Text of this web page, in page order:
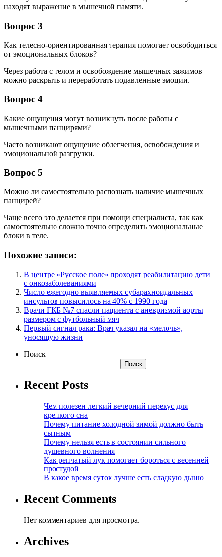
находят выражение в мышечной памяти.
Вопрос 3
Как телесно-ориентированная терапия помогает освободиться
от эмоциональных блоков?
Через работа с телом и освобождение мышечных зажимов
можно раскрыть и переработать подавленные эмоции.
Вопрос 4
Какие ощущения могут возникнуть после работы с
мышечными панцирями?
Часто возникают ощущение облегчения, освобождения и
эмоциональной разгрузки.
Вопрос 5
Можно ли самостоятельно распознать наличие мышечных
панцирей?
Чаще всего это делается при помощи специалиста, так как
самостоятельно сложно точно определить эмоциональные
блоки в теле.
Похожие записи:
В центре «Русское поле» проходят реабилитацию дети
с онкозаболеваниями
Число ежегодно выявляемых субарахноидальных
инсультов повысилось на 40% с 1990 года
Врачи ГКБ №7 спасли пациента с аневризмой аорты
размером с футбольный мяч
Первый сигнал рака: Врач указал на «мелочь»,
уносящую жизни
Поиск
Поиск
Recent Posts
Чем полезен легкий вечерний перекус для
крепкого сна
Почему питание холодной зимой должно быть
сытным
Почему нельзя есть в состоянии сильного
душевного волнения
Как репчатый лук помогает бороться с весенней
простудой
В какое время суток лучше есть сладкую дыню
Recent Comments
Нет комментариев для просмотра.
Archives